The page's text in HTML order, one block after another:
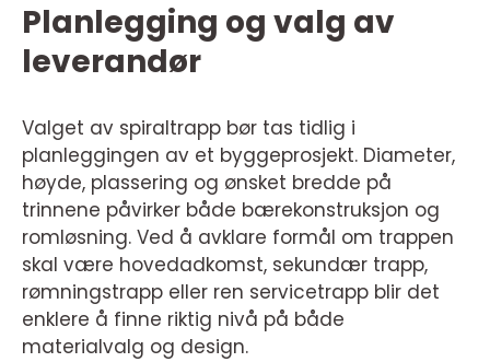
Planlegging og valg av
leverandør
Valget av spiraltrapp bør tas tidlig i
planleggingen av et byggeprosjekt. Diameter,
høyde, plassering og ønsket bredde på
trinnene påvirker både bærekonstruksjon og
romløsning. Ved å avklare formål om trappen
skal være hovedadkomst, sekundær trapp,
rømningstrapp eller ren servicetrapp blir det
enklere å finne riktig nivå på både
materialvalg og design.